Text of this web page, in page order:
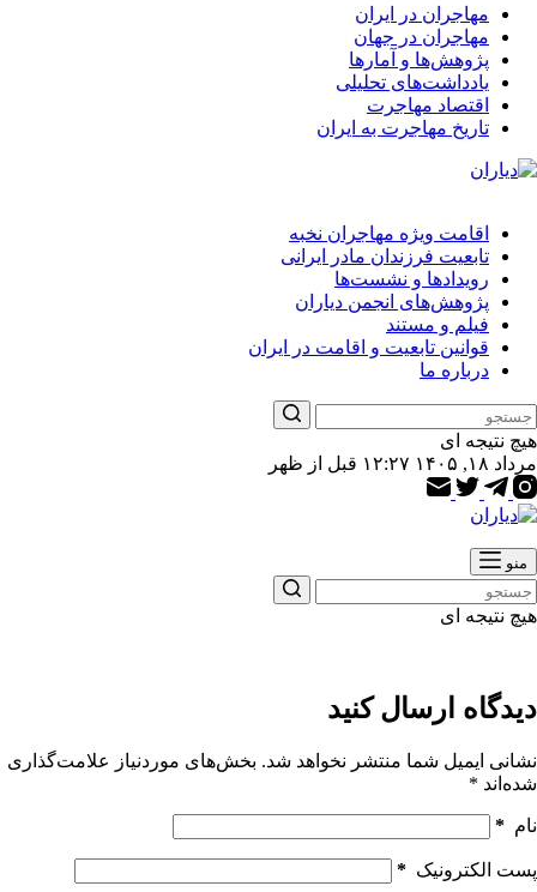
مهاجران در ایران
مهاجران در جهان
پژوهش‌ها و آمارها
یادداشت‌های تحلیلی
اقتصاد مهاجرت
تاریخ مهاجرت به ایران
اقامت ویژه مهاجران نخبه
تابعیت فرزندان مادر ایرانی
رویدادها و نشست‌ها
پژوهش‌های انجمن دیاران
فیلم و مستند
قوانین تابعیت و اقامت در ایران
درباره ما
هیچ نتیجه ای
مرداد ۱۸, ۱۴۰۵ ۱۲:۲۷ قبل از ظهر
منو
هیچ نتیجه ای
دیدگاه ارسال کنید
نشانی ایمیل شما منتشر نخواهد شد. بخش‌های موردنیاز علامت‌گذاری
شده‌اند *
نام *
پست الکترونیک *